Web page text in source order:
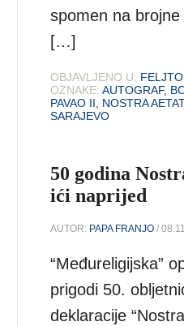
spomen na
[…]
OBJAVLJENO U:
OZNAKE: AUTOGRAF,
PAVAO II, NOSTRA
SARAJEVO
50 godina
ići naprijed
AUTOR: PAPA FRANJO /
“Međureligijska”
prigodi 50.
deklaracije